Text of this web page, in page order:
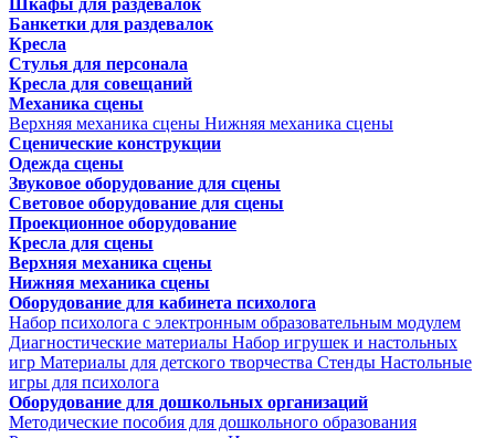
Шкафы для раздевалок
Банкетки для раздевалок
Кресла
Стулья для персонала
Кресла для совещаний
Механика сцены
Верхняя механика сцены Нижняя механика сцены
Сценические конструкции
Одежда сцены
Звуковое оборудование для сцены
Световое оборудование для сцены
Проекционное оборудование
Кресла для сцены
Верхняя механика сцены
Нижняя механика сцены
Оборудование для кабинета психолога
Набор психолога с электронным образовательным модулем
Диагностические материалы Набор игрушек и настольных
игр Материалы для детского творчества Стенды Настольные
игры для психолога
Оборудование для дошкольных организаций
Методические пособия для дошкольного образования